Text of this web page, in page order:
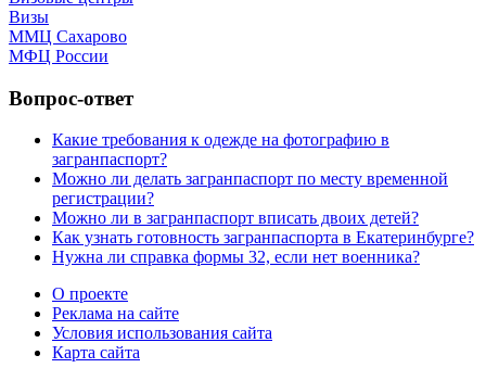
Визы
ММЦ Сахарово
МФЦ России
Вопрос-ответ
Какие требования к одежде на фотографию в
загранпаспорт?
Можно ли делать загранпаспорт по месту временной
регистрации?
Можно ли в загранпаспорт вписать двоих детей?
Как узнать готовность загранпаспорта в Екатеринбурге?
Нужна ли справка формы 32, если нет военника?
О проекте
Реклама на сайте
Условия использования сайта
Карта сайта